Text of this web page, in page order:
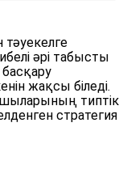
әрі табысты
жақсы біледі.
типтік
стратегия